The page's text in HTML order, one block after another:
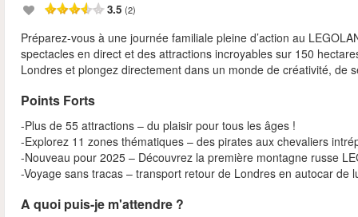
3.5 (2)
Préparez-vous à une journée familiale pleine d’action au
spectacles en direct et des attractions incroyables sur 150
Londres et plongez directement dans un monde de créativité, de
Points Forts
-Plus de 55 attractions – du plaisir pour tous les âges !
-Explorez 11 zones thématiques – des pirates aux chevaliers
-Nouveau pour 2025 – Découvrez la première montagne russe
-Voyage sans tracas – transport retour de Londres en autocar de
A quoi puis-je m'attendre ?